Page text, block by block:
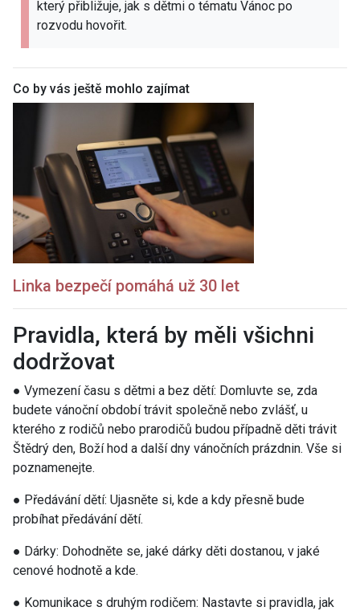
který přibližuje, jak s dětmi o tématu Vánoc po
rozvodu hovořit.
Co by vás ještě mohlo zajímat
Linka bezpečí pomáhá už 30 let
Pravidla, která by měli všichni
dodržovat
● Vymezení času s dětmi a bez dětí: Domluvte se, zda
budete vánoční období trávit společně nebo zvlášť, u
kterého z rodičů nebo prarodičů budou případně děti trávit
Štědrý den, Boží hod a další dny vánočních prázdnin. Vše si
poznamenejte.
● Předávání dětí: Ujasněte si, kde a kdy přesně bude
probíhat předávání dětí.
● Dárky: Dohodněte se, jaké dárky děti dostanou, v jaké
cenové hodnotě a kde.
● Komunikace s druhým rodičem: Nastavte si pravidla, jak